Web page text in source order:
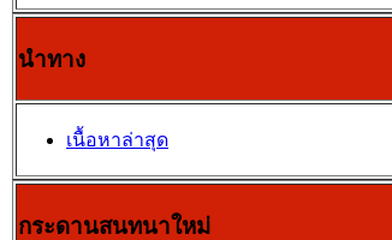
นำทาง
เนื้อหาล่าสุด
กระดานสนทนาใหม่